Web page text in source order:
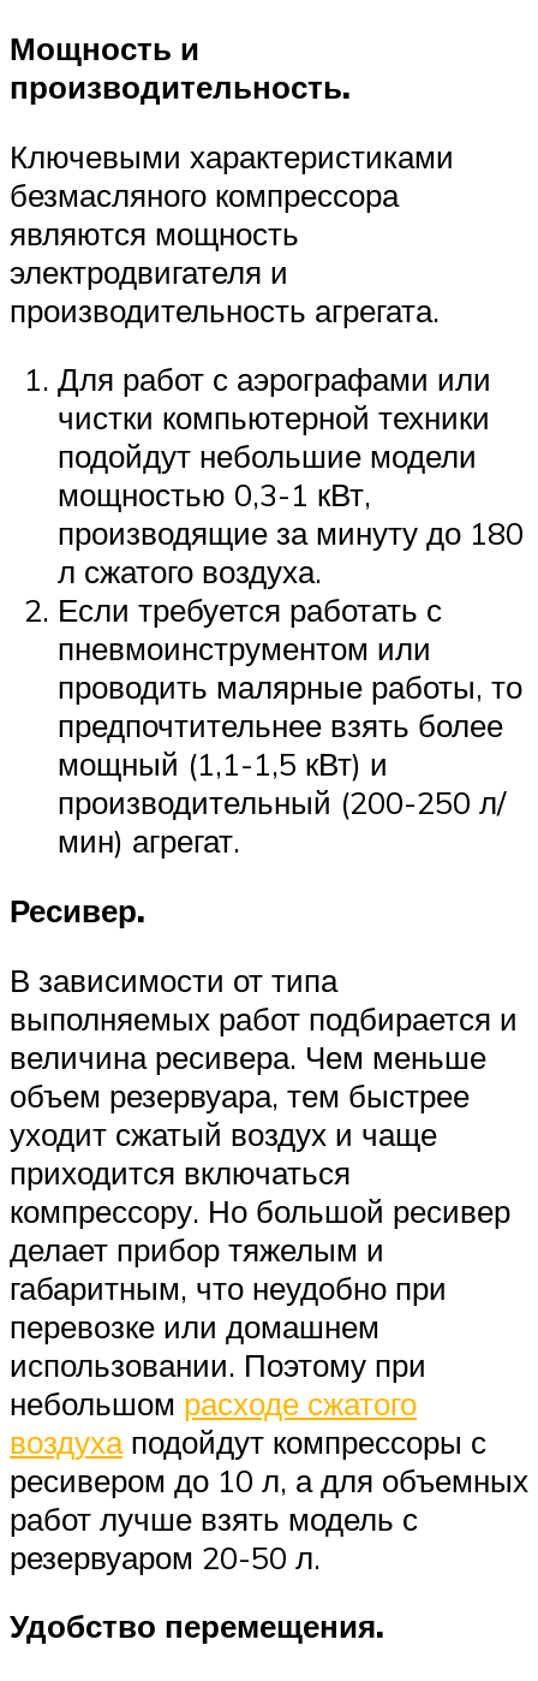
Мощность и
производительность.
Ключевыми характеристиками
безмасляного компрессора
являются мощность
электродвигателя и
производительность агрегата.
Для работ с аэрографами или
чистки компьютерной техники
подойдут небольшие модели
мощностью 0,3-1 кВт,
производящие за минуту до 180
л сжатого воздуха.
Если требуется работать с
пневмоинструментом или
проводить малярные работы, то
предпочтительнее взять более
мощный (1,1-1,5 кВт) и
производительный (200-250 л/
мин) агрегат.
Ресивер.
В зависимости от типа
выполняемых работ подбирается и
величина ресивера. Чем меньше
объем резервуара, тем быстрее
уходит сжатый воздух и чаще
приходится включаться
компрессору. Но большой ресивер
делает прибор тяжелым и
габаритным, что неудобно при
перевозке или домашнем
использовании. Поэтому при
небольшом расходе сжатого
воздухаподойдут компрессоры с
ресивером до 10 л, а для объемных
работ лучше взять модель с
резервуаром 20-50 л.
Удобство перемещения.